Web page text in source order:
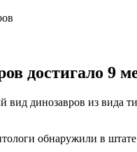
достигало 9
динозавров из вида
обнаружили в